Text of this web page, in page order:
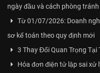
ngày đầu và cách phòng tránh
Từ 01/07/2026: Doanh
sơ kế toán theo quy định mới
3 Thay Đổi Quan Trọng
Hóa đơn điện tử lập sai xử